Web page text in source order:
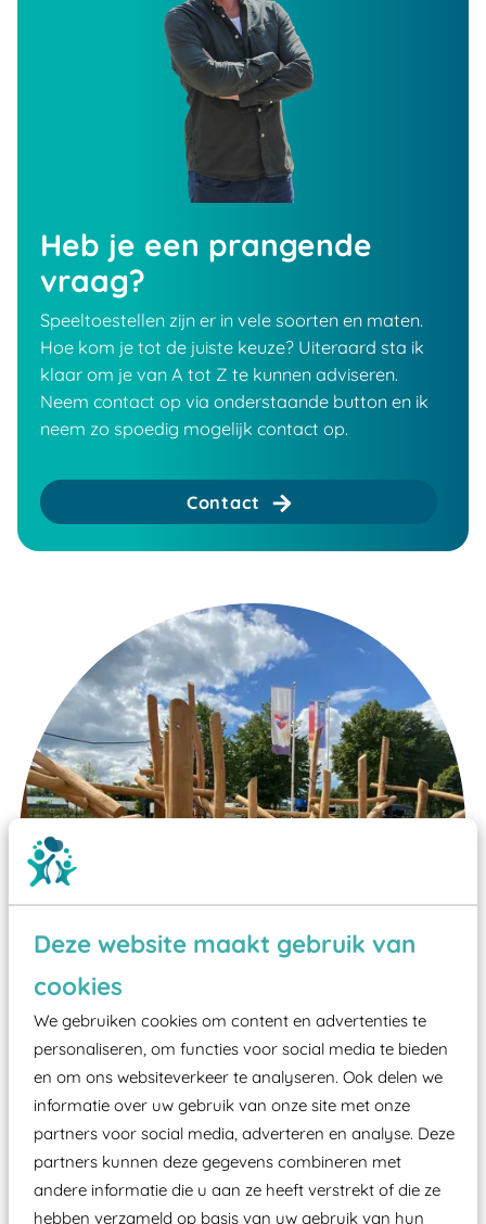
Deze website maakt gebruik van
cookies
We gebruiken cookies om content en advertenties te
personaliseren, om functies voor social media te bieden
en om ons websiteverkeer te analyseren. Ook delen we
informatie over uw gebruik van onze site met onze
partners voor social media, adverteren en analyse. Deze
partners kunnen deze gegevens combineren met
andere informatie die u aan ze heeft verstrekt of die ze
hebben verzameld op basis van uw gebruik van hun
Heb je een prangende
vraag?
Speeltoestellen zijn er in vele soorten en maten.
Hoe kom je tot de juiste keuze? Uiteraard sta ik
klaar om je van A tot Z te kunnen adviseren.
Neem contact op via onderstaande button en ik
neem zo spoedig mogelijk contact op.
Contact
Wist je dat:
Vanaf een valhoogte van 1,5 meter een speciale
valondergrond onder speeltoestellen verplicht is
zoals kunstgras, rubber tegels of boomschors?